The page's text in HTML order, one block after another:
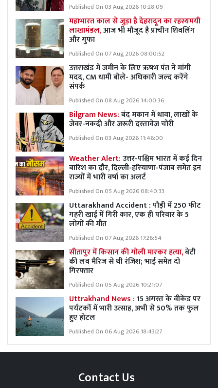
Published On 03 Aug 2026 10:28:09
महाभारत काल से जुड़ा है देहरादून का रहस्यमयी
लाखामंडल,आज भी मौजूद हैं प्राचीन शिवलिंग
और गुफा
Published On 07 Aug 2026 08:00:52
उत्तराखंड में जमीन के लिए ऋषभ पंत ने मांगी
मदद, CM धामी बोले- अधिकारी जल्द करेंगे
संपर्क
Published On 08 Aug 2026 14:00:36
Bilgram News:बंद मकान में धावा, लाखों के
जेवर-नकदी और जरूरी दस्तावेज चोरी
Published On 03 Aug 2026 11:46:00
Weather Alert:उत्तर-पश्चिम भारत में कई दिन
बारिश का दौर, दिल्ली-हरियाणा-पंजाब समेत इन
राज्यों में भारी वर्षा का अलर्ट
Published On 05 Aug 2026 08:40:33
Uttarakhand Accident : पौड़ी में 250 फीट
गहरी खाई में गिरी कार, एक ही परिवार के 5
लोगों की मौत
Published On 07 Aug 2026 17:26:54
सीतापुर में किसान की गोली मारकर हत्या,बेटी
की लव मैरिज से थी रंजिश; भाई समेत दो
गिरफ्तार
Published On 05 Aug 2026 10:21:07
Uttrakhand News :15 अगस्त के वीकेंड पर
पर्यटकों में भारी उत्साह, अभी से 50% तक फुल
हुए होटल
Published On 06 Aug 2026 18:43:27
Contact Us